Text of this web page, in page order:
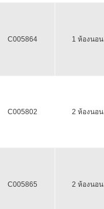
C005864 1 ห้องนอน
C005802 2 ห้องนอน
C005865 2 ห้องนอน